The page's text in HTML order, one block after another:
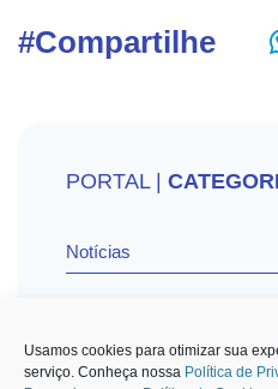
Usamos cookies para otimizar sua
serviço. Conheça nossa Política de
#Compartilhe
PORTAL |
Notícias